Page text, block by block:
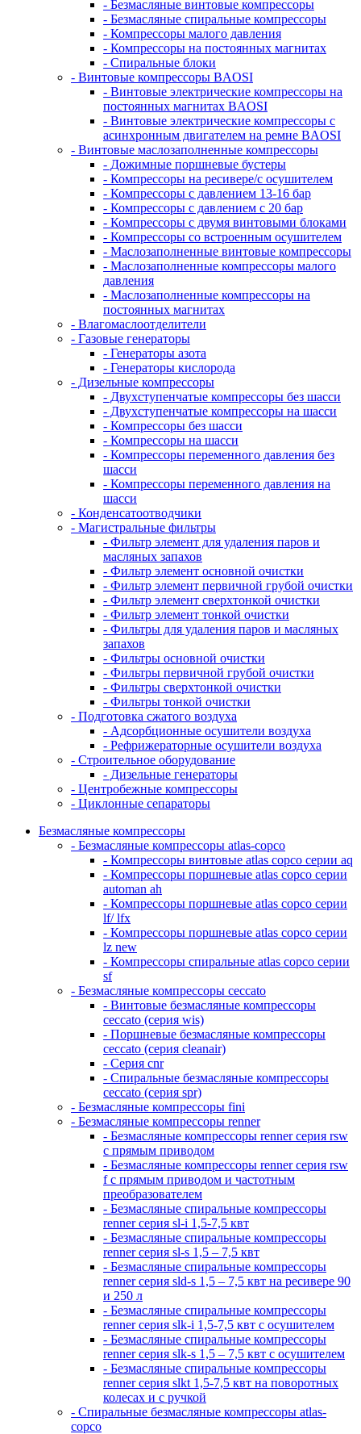
- Безмасляные винтовые компрессоры
- Безмасляные спиральные компрессоры
- Компрессоры малого давления
- Компрессоры на постоянных магнитах
- Спиральные блоки
- Винтовые компрессоры BAOSI
- Винтовые электрические компрессоры на
постоянных магнитах BAOSI
- Винтовые электрические компрессоры с
асинхронным двигателем на ремне BAOSI
- Винтовые маслозаполненные компрессоры
- Дожимные поршневые бустеры
- Компрессоры на ресивере/с осушителем
- Компрессоры с давлением 13-16 бар
- Компрессоры с давлением с 20 бар
- Компрессоры с двумя винтовыми блоками
- Компрессоры со встроенным осушителем
- Маслозаполненные винтовые компрессоры
- Маслозаполненные компрессоры малого
давления
- Маслозаполненные компрессоры на
постоянных магнитах
- Влагомаслоотделители
- Газовые генераторы
- Генераторы азота
- Генераторы кислорода
- Дизельные компрессоры
- Двухступенчатые компрессоры без шасси
- Двухступенчатые компрессоры на шасси
- Компрессоры без шасси
- Компрессоры на шасси
- Компрессоры переменного давления без
шасси
- Компрессоры переменного давления на
шасси
- Конденсатоотводчики
- Магистральные фильтры
- Фильтр элемент для удаления паров и
масляных запахов
- Фильтр элемент основной очистки
- Фильтр элемент первичной грубой очистки
- Фильтр элемент сверхтонкой очистки
- Фильтр элемент тонкой очистки
- Фильтры для удаления паров и масляных
запахов
- Фильтры основной очистки
- Фильтры первичной грубой очистки
- Фильтры сверхтонкой очистки
- Фильтры тонкой очистки
- Подготовка сжатого воздуха
- Адсорбционные осушители воздуха
- Рефрижераторные осушители воздуха
- Строительное оборудование
- Дизельные генераторы
- Центробежные компрессоры
- Циклонные сепараторы
Безмасляные компрессоры
- Безмасляные компрессоры atlas-copco
- Компрессоры винтовые atlas copco серии aq
- Компрессоры поршневые atlas copco серии
automan ah
- Компрессоры поршневые atlas copco серии
lf/ lfx
- Компрессоры поршневые atlas copco серии
lz new
- Компрессоры спиральные atlas copco серии
sf
- Безмасляные компрессоры ceccato
- Винтовые безмасляные компрессоры
ceccato (серия wis)
- Поршневые безмасляные компрессоры
ceccato (серия cleanair)
- Серия cnr
- Спиральные безмасляные компрессоры
ceccato (серия spr)
- Безмасляные компрессоры fini
- Безмасляные компрессоры renner
- Безмасляные компрессоры renner серия rsw
с прямым приводом
- Безмасляные компрессоры renner серия rsw
f с прямым приводом и частотным
преобразователем
- Безмасляные спиральные компрессоры
renner серия sl-i 1,5-7,5 квт
- Безмасляные спиральные компрессоры
renner серия sl-s 1,5 – 7,5 квт
- Безмасляные спиральные компрессоры
renner серия sld-s 1,5 – 7,5 квт на ресивере 90
и 250 л
- Безмасляные спиральные компрессоры
renner серия slk-i 1,5-7,5 квт с осушителем
- Безмасляные спиральные компрессоры
renner серия slk-s 1,5 – 7,5 квт с осушителем
- Безмасляные спиральные компрессоры
renner серия slkt 1,5-7,5 квт на поворотных
колесах и с ручкой
- Спиральные безмасляные компрессоры atlas-
copco